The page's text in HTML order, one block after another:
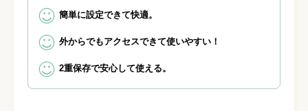
簡単に設定できて快適。
外からでもアクセスできて使いやすい！
2重保存で安心して使える。